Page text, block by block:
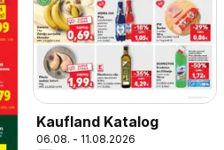
Kaufland Katalog
06.08. - 11.08.2026